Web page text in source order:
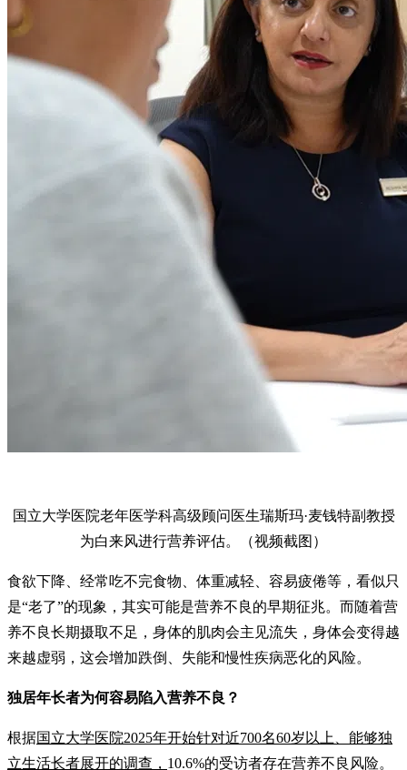
国立大学医院老年医学科高级顾问医生瑞斯玛·麦钱特副教授
为白来风进行营养评估。（视频截图）
食欲下降、经常吃不完食物、体重减轻、容易疲倦等，看似只
是“老了”的现象，其实可能是营养不良的早期征兆。而随着营
养不良长期摄取不足，身体的肌肉会主见流失，身体会变得越
来越虚弱，这会增加跌倒、失能和慢性疾病恶化的风险。
独居年长者为何容易陷入营养不良？
根据国立大学医院2025年开始针对近700名60岁以上、能够独
立生活长者展开的调查， 10.6%的受访者存在营养不良风险。